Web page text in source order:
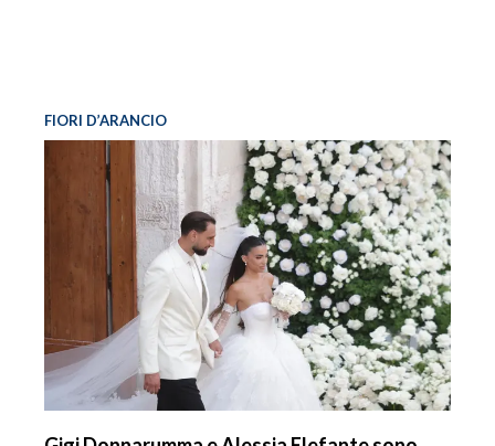
FIORI D’ARANCIO